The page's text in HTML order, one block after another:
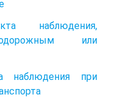
наблюдения,
или
наблюдения при